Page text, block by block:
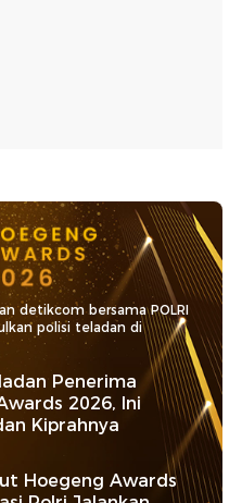
detikcom bersama POLRI
polisi teladan di
Penerima
2026, Ini
Kiprahnya
Hoegeng Awards